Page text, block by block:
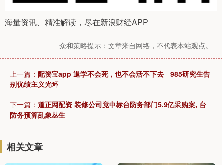
海量资讯、精准解读，尽在新浪财经APP
众和策略提示：文章来自网络，不代表本站观点。
上一篇： 配资宝app 退学不会死，也不会活不下去｜985研究生告
别优绩主义光环
下一篇： 道正网配资 装修公司竟中标台防务部门5.9亿采购案, 台
防务预算乱象丛生
相关文章